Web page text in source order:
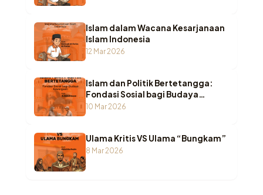
Islam dalam Wacana Kesarjanaan
Islam Indonesia
12 Mar 2026
Islam dan Politik Bertetangga:
Fondasi Sosial bagi Budaya
Kewargaan
10 Mar 2026
Ulama Kritis VS Ulama “Bungkam”
8 Mar 2026